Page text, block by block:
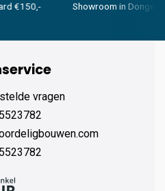
€150,- Showroom in Dongen
vragen